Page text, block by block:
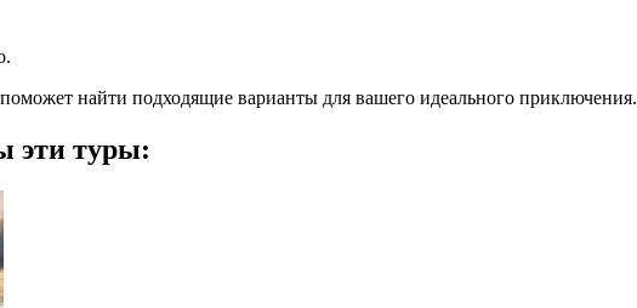
найти подходящие варианты для вашего идеального приключения.
эти туры: